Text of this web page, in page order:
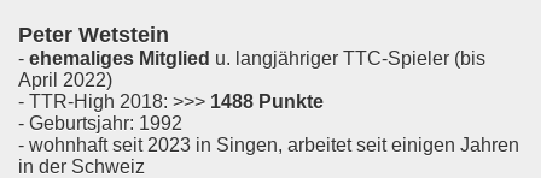
Peter Wetstein
- ehemaliges Mitglied u. langjähriger TTC-Spieler (bis
April 2022)
- TTR-High 2018: >>> 1488 Punkte
- Geburtsjahr: 1992
- wohnhaft seit 2023 in Singen, arbeitet seit einigen Jahren
in der Schweiz